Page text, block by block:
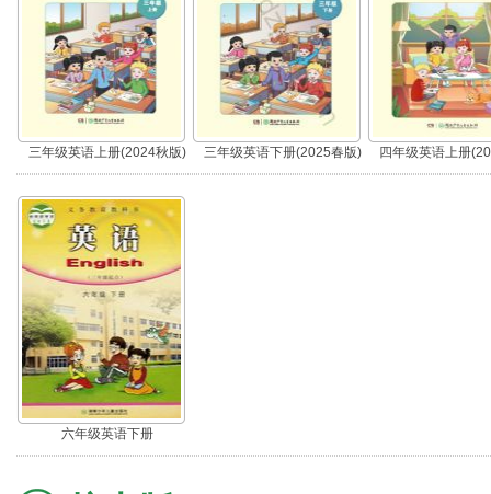
三年级英语上册(2024秋版) 三年级英语下册(2025春版) 四年级英语上册
六年级英语下册